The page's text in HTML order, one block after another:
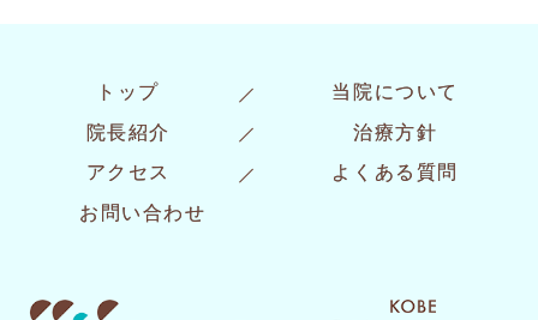
トップ
当院について
院長紹介
治療方針
アクセス
よくある質問
お問い合わせ